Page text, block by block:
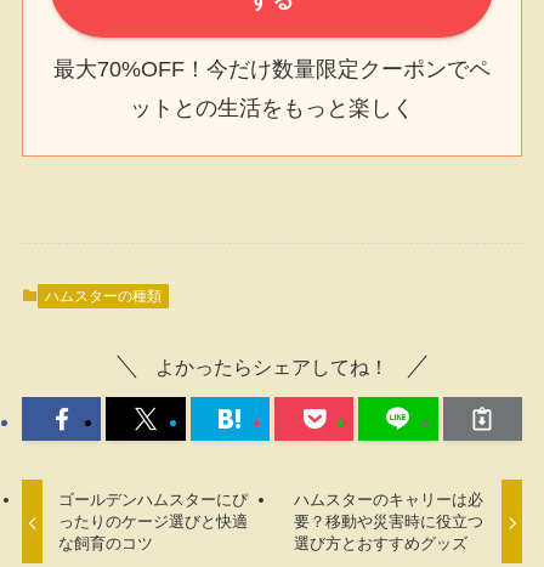
最大70%OFF！今だけ数量限定クーポンでペ
ットとの生活をもっと楽しく
ハムスターの種類
よかったらシェアしてね！
ゴールデンハムスターにぴ
ったりのケージ選びと快適
な飼育のコツ
ハムスターのキャリーは必
要？移動や災害時に役立つ
選び方とおすすめグッズ